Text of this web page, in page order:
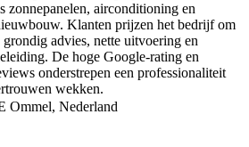
zonnepanelen, airconditioning en
Klanten prijzen het bedrijf om
advies, nette uitvoering en
De hoge Google‑rating en
onderstrepen een professionaliteit
wekken.
Ommel, Nederland